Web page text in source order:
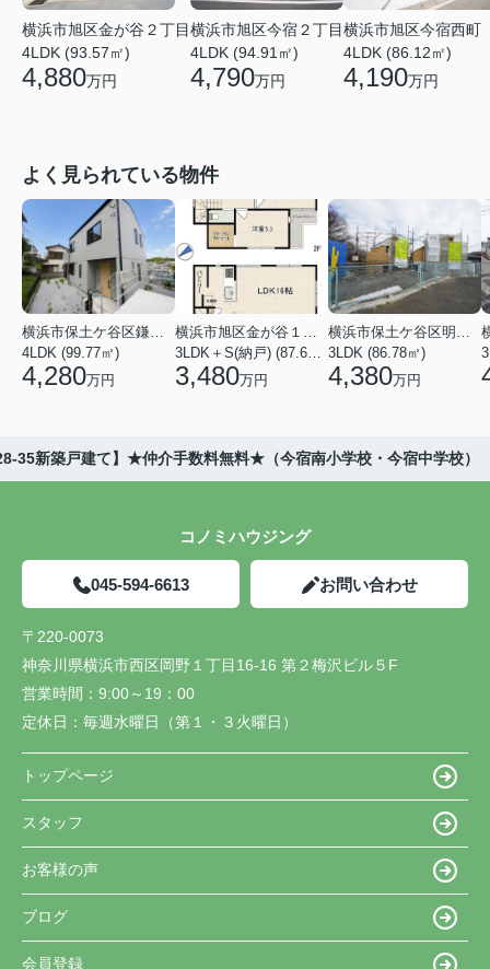
横浜市旭区金が谷２丁目
4LDK (93.57㎡)
4,880万円
横浜市旭区今宿２丁目
4LDK (94.91㎡)
4,790万円
横浜市旭区今宿西町
4LDK (86.12㎡)
4,190万円
よく見られている物件
4LDK (99.77㎡)
4,280万円 3,480万円
3LDK (86.78㎡)
4,380万円
35新築戸建て】★仲介手数料無料★（今宿南小学校・今宿中学校）
コノミハウジング
045-594-6613 お問い合わせ
〒220-0073
神奈川県横浜市西区岡野１丁目16-16 第２梅沢ビル５F
営業時間： 9:00～19：00
定休日： 毎週水曜日（第１・３火曜日）
トップページ
スタッフ
お客様の声
ブログ
会員登録